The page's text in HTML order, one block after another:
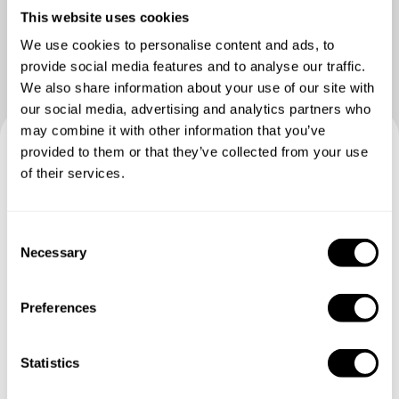
This website uses cookies
We use cookies to personalise content and ads, to
provide social media features and to analyse our traffic.
We also share information about your use of our site with
our social media, advertising and analytics partners who
may combine it with other information that you’ve
provided to them or that they’ve collected from your use
of their services.
Necessary
Preferences
Statistics
Buchen Sie Ihre Erfahrung mit
Geben Sie die Details Ihrer Wünsche an und der
Küchenchef sendet Ihnen ein individuell auf Sie